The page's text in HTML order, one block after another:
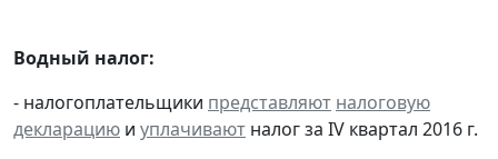
Водный налог:
- налогоплательщики представляют налоговую
декларацию и уплачивают налог за IV квартал 2016 г.